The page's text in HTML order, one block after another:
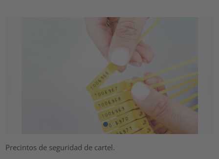
Precintos de seguridad de cartel.